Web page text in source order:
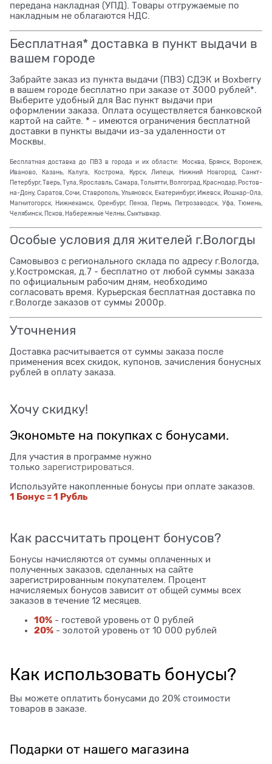
передана накладная (УПД). Товары отгружаемые по
накладным не облагаются НДС.
Бесплатная* доставка в пункт выдачи в
вашем городе
Забрайте заказ из пункта выдачи (ПВЗ) СДЭК и Boxberry
в вашем городе бесплатно при заказе от 3000 рублей*.
Выберите удобный для Вас пункт выдачи при
оформлении заказа. Оплата осуществляется банковской
картой на сайте. * - имеются ограничения бесплатной
доставки в пункты выдачи из-за удаленности от
Москвы.
Бесплатная доставка до ПВЗ в города и их области: Москва, Брянск, Воронеж,
Иваново, Казань, Калуга, Кострома, Курск, Липецк, Нижний Новгород, Санкт-
Петербург, Тверь, Тула, Ярославль, Самара, Тольятти, Волгоград, Краснодар, Ростов-
на-Дону, Саратов, Сочи, Ставрополь, Ульяновск, Екатеринбург, Ижевск, Йошкар-Ола,
Магнитогорск, Нижнекамск, Оренбург, Пенза, Пермь, Петрозаводск, Уфа, Тюмень,
Челябинск, Псков, Набережные Челны, Сыктывкар.
Особые условия для жителей г.Вологды
Самовывоз с регионального склада по адресу г.Вологда,
у.Костромская, д.7 - бесплатно от любой суммы заказа
по официальным рабочим дням, необходимо
согласовать время. Курьерская бесплатная доставка по
г.Вологде заказов от суммы 2000р.
Уточнения
Доставка расчитывается от суммы заказа после
применения всех скидок, купонов, зачисления бонусных
рублей в оплату заказа.
Хочу скидку!
Экономьте на покупках с бонусами.
Для участия в программе нужно
только зарегистрироваться
Используйте накопленные бонусы при оплате заказов.
1 Бонус = 1 Рубль
Как рассчитать процент бонусов?
Бонусы начисляются от суммы оплаченных и
полученных заказов, сделанных на сайте
зарегистрированным покупателем. Процент
начисляемых бонусов зависит от общей суммы всех
заказов в течение 12 месяцев.
10% - гостевой уровень от 0 рублей
20% - золотой уровень от 10 000 рублей
Как использовать бонусы?
Вы можете оплатить бонусами до 20% стоимости
товаров в заказе.
Подарки от нашего магазина